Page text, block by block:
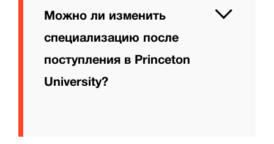
Можно ли изменить
специализацию после
поступления в Princeton
University?